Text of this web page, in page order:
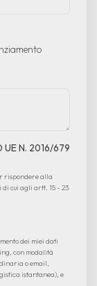
UE N. 2016/679
rispondere alla
cui agli artt. 15 - 23
dei miei dati
con modalità
o email,
istantanea), e